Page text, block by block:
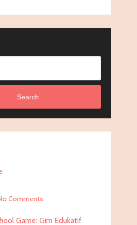
Search
Comments